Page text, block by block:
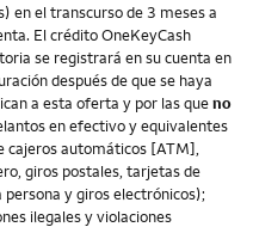
en el transcurso de 3 meses a
El crédito OneKeyCash
se registrará en su cuenta en
después de que se haya
a esta oferta y por las queno
en efectivo y equivalentes
cajeros automáticos [ATM],
giros postales, tarjetas de
persona y giros electrónicos);
ilegales y violaciones